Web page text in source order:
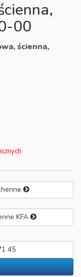
00
ścienna,
KFA
45